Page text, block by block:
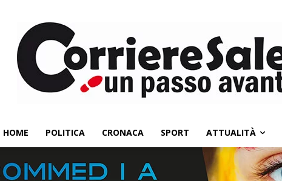
HOME POLITICA CRONACA SPORT ATTUALITÀ